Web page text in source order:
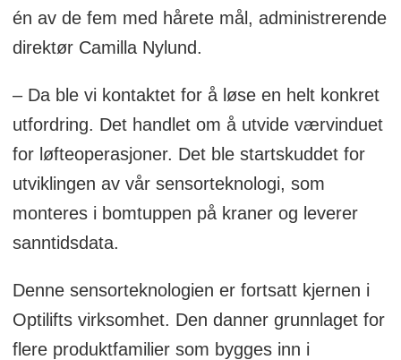
én av de fem med hårete mål, administrerende
direktør Camilla Nylund.
– Da ble vi kontaktet for å løse en helt konkret
utfordring. Det handlet om å utvide værvinduet
for løfteoperasjoner. Det ble startskuddet for
utviklingen av vår sensorteknologi, som
monteres i bomtuppen på kraner og leverer
sanntidsdata.
Denne sensorteknologien er fortsatt kjernen i
Optilifts virksomhet. Den danner grunnlaget for
flere produktfamilier som bygges inn i